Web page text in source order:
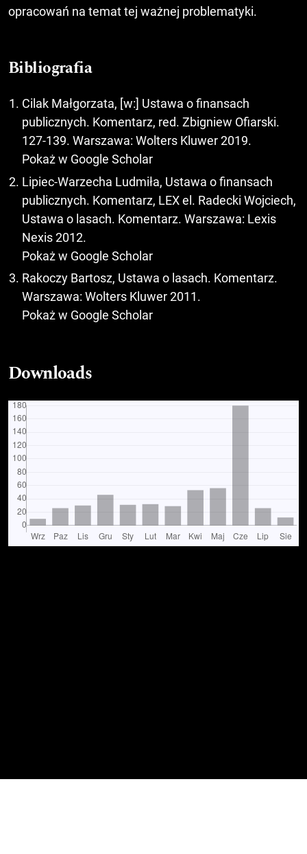
opracowań na temat tej ważnej problematyki.
Bibliografia
Cilak Małgorzata, [w:] Ustawa o finansach
publicznych. Komentarz, red. Zbigniew Ofiarski.
127-139. Warszawa: Wolters Kluwer 2019.
Pokaż w Google Scholar
Lipiec-Warzecha Ludmiła, Ustawa o finansach
publicznych. Komentarz, LEX el. Radecki Wojciech,
Ustawa o lasach. Komentarz. Warszawa: Lexis
Nexis 2012.
Pokaż w Google Scholar
Rakoczy Bartosz, Ustawa o lasach. Komentarz.
Warszawa: Wolters Kluwer 2011.
Pokaż w Google Scholar
Downloads